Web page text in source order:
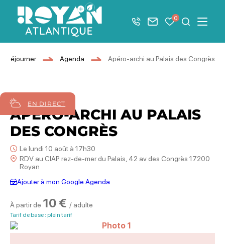
Afficher la barre de navigation du mode éco
Royan Atlantique
+33 5 46 08 21 00
Nous contacter
Mes favoris
0 JeMenu
Séjourner Agenda Apéro-archi au Palais des Congrès
EN DIRECT
10 août 2026
APÉRO-ARCHI AU PALAIS
DES CONGRÈS
Le lundi 10 août à 17h30
RDV au CIAP rez-de-mer du Palais, 42 av des Congrès 17200
Royan
Ajouter à mon Google Agenda
À partir de 10 € / adulte
Tarif de base : plein tarif
Photo 1